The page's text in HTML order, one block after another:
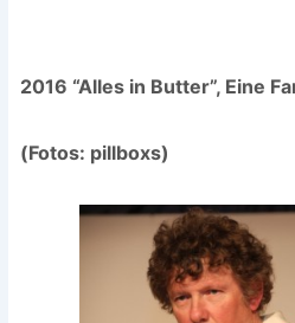
2016 “Alles in Butter”, Eine
(Fotos: pillboxs)